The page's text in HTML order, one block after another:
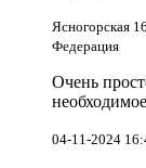
Ясногорская
Федерация
Очень
04-11-2024